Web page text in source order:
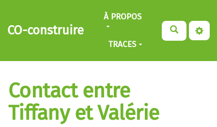
Aller au contenu principal
CO-construire
À PROPOS
TRACES
Contact entre
Tiffany et Valérie